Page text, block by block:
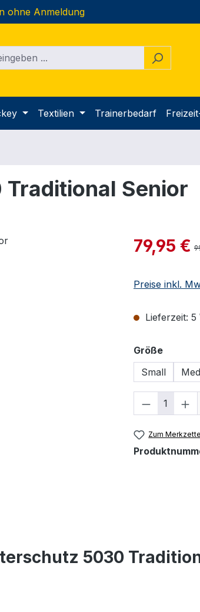
ohne Anmeldung
Textilien Trainerbedarf
Senior
Verkaufspreis:
79,95 €
Preise inkl.
Lieferzeit: 5
Größe
Small
Produkt
Zum
5030